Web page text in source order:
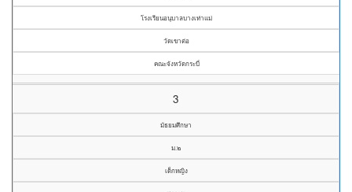
โรงเรียนอนุบาลบางเท่าแม่
วัดเขาต่อ
คณะจังหวัดกระบี่
3
มัธยมศึกษา
ม.๒
เด็กหญิง